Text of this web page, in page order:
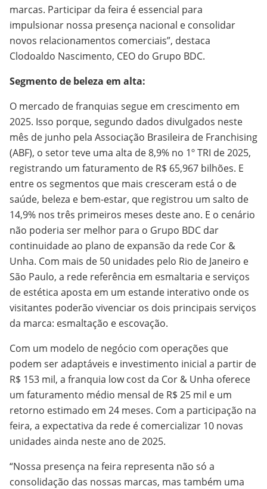
marcas. Participar da feira é essencial para
impulsionar nossa presença nacional e consolidar
novos relacionamentos comerciais”, destaca
Clodoaldo Nascimento, CEO do Grupo BDC.
Segmento de beleza em alta:
O mercado de franquias segue em crescimento em
2025. Isso porque, segundo dados divulgados neste
mês de junho pela Associação Brasileira de Franchising
(ABF), o setor teve uma alta de 8,9% no 1º TRI de 2025,
registrando um faturamento de R$ 65,967 bilhões. E
entre os segmentos que mais cresceram está o de
saúde, beleza e bem-estar, que registrou um salto de
14,9% nos três primeiros meses deste ano. E o cenário
não poderia ser melhor para o Grupo BDC dar
continuidade ao plano de expansão da rede Cor &
Unha. Com mais de 50 unidades pelo Rio de Janeiro e
São Paulo, a rede referência em esmaltaria e serviços
de estética aposta em um estande interativo onde os
visitantes poderão vivenciar os dois principais serviços
da marca: esmaltação e escovação.
Com um modelo de negócio com operações que
podem ser adaptáveis e investimento inicial a partir de
R$ 153 mil, a franquia low cost da Cor & Unha oferece
um faturamento médio mensal de R$ 25 mil e um
retorno estimado em 24 meses. Com a participação na
feira, a expectativa da rede é comercializar 10 novas
unidades ainda neste ano de 2025.
“Nossa presença na feira representa não só a
consolidação das nossas marcas, mas também uma